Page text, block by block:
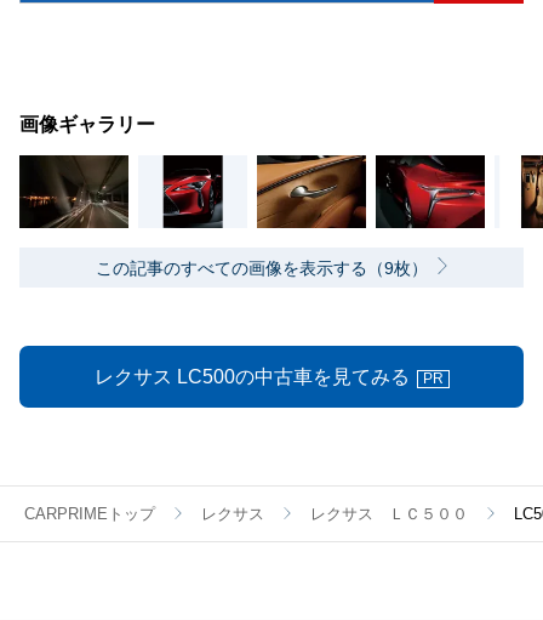
画像ギャラリー
この記事のすべての画像を表示する（9枚）
レクサス LC500の中古車を見てみる PR
CARPRIMEトップ レクサス レクサス ＬＣ５００